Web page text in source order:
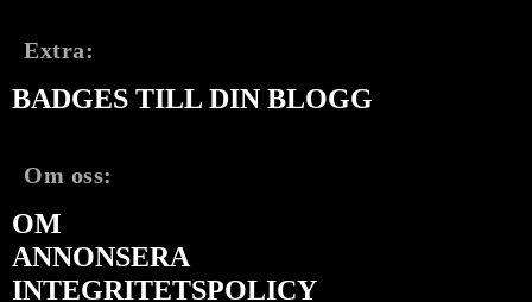
Extra:
BADGES TILL DIN BLOGG
Om oss:
OM
ANNONSERA
INTEGRITETSPOLICY